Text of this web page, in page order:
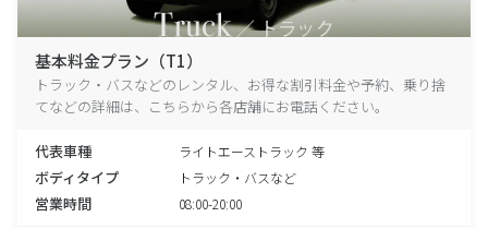
基本料金プラン（T1）
トラック・バスなどのレンタル、お得な割引料金や予約、乗り捨
てなどの詳細は、こちらから各店舗にお電話ください。
代表車種 ライトエーストラック 等
ボディタイプ トラック・バスなど
営業時間 08:00-20:00